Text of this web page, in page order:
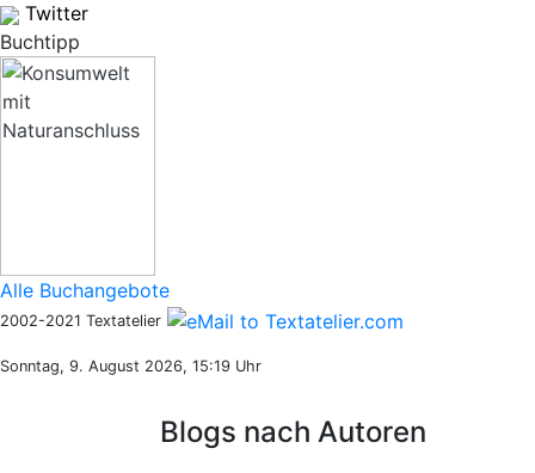
Twitter
Buchtipp
Alle Buchangebote
2002-2021 Textatelier
Sonntag, 9. August 2026, 15:19 Uhr
Blogs nach Autoren